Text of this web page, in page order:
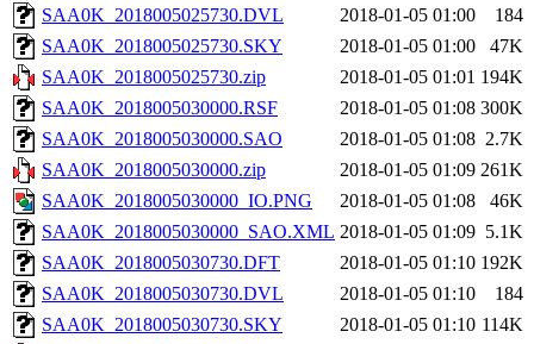
SAA0K_2018005025730.DVL
2018-01-05 01:00
184
SAA0K_2018005025730.SKY
2018-01-05 01:00
47K
SAA0K_2018005025730.zip
2018-01-05 01:01 194K
SAA0K_2018005030000.RSF
2018-01-05 01:08 300K
SAA0K_2018005030000.SAO
2018-01-05 01:08 2.7K
SAA0K_2018005030000.zip
2018-01-05 01:09 261K
SAA0K_2018005030000_IO.PNG
2018-01-05 01:08
46K
SAA0K_2018005030000_SAO.XML 2018-01-05 01:09 5.1K
SAA0K_2018005030730.DFT
2018-01-05 01:10 192K
SAA0K_2018005030730.DVL
2018-01-05 01:10
184
SAA0K_2018005030730.SKY
2018-01-05 01:10 114K